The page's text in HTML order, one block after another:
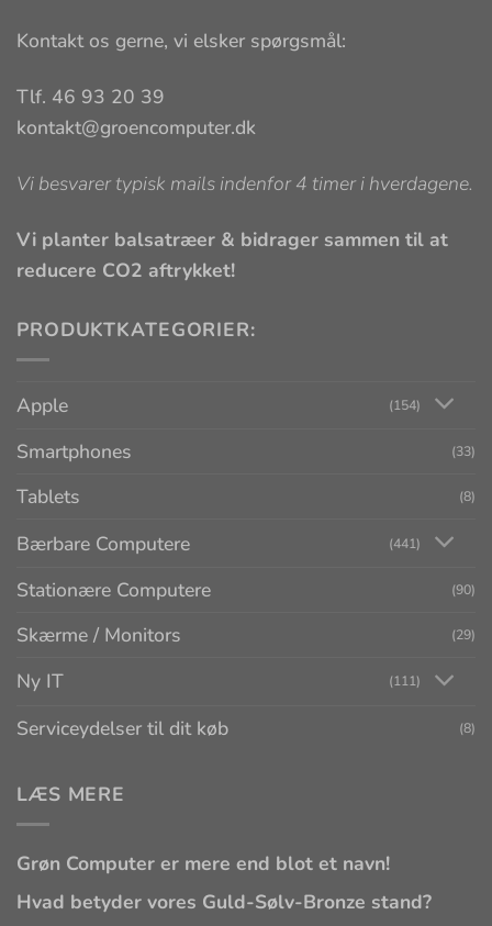
Kontakt os gerne, vi elsker spørgsmål:
Tlf. 46 93 20 39
kontakt@groencomputer.dk
Vi besvarer typisk mails indenfor 4 timer i hverdagene.
Vi planter balsatræer & bidrager sammen til at
reducere CO2 aftrykket!
PRODUKTKATEGORIER:
Apple (154)
Smartphones (33)
Tablets (8)
Bærbare Computere (441)
Stationære Computere (90)
Skærme / Monitors (29)
Ny IT (111)
Serviceydelser til dit køb (8)
LÆS MERE
Grøn Computer er mere end blot et navn!
Hvad betyder vores Guld-Sølv-Bronze stand?